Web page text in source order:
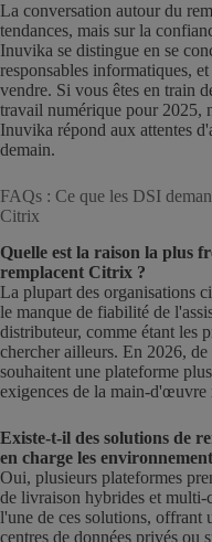
La conversation autour du
tendances, mais sur la
Inuvika se distingue en se
responsables informatiques,
vendre. Si vous êtes en train
travail numérique pour 2025,
Inuvika répond aux attentes
demain.
FAQs : Ce que les DSI
Citrix
Quelle est la raison la plus
remplacent Citrix ?
La plupart des organisations
le manque de fiabilité de
distributeur, comme étant les
chercher ailleurs. En 2026,
souhaitent une plateforme
exigences de la main-d'œuvre
Existe-t-il des solutions de
en charge les
Oui, plusieurs plateformes
de livraison hybrides et
l'une de ces solutions, offrant
centres de données privés ou